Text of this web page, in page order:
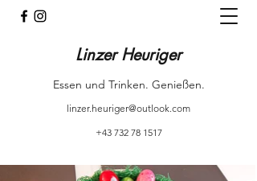
Linzer Heuriger
Essen und Trinken. Genießen.
linzer.heuriger@outlook.com
+43 732 78 1517